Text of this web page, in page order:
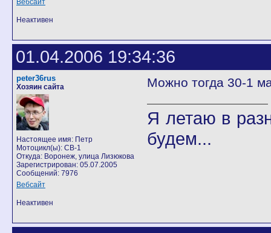
Вебсайт
Неактивен
01.04.2006 19:34:36
peter36rus
Хозяин сайта
Настоящее имя: Петр
Мотоцикл(ы): CB-1
Откуда: Воронеж, улица Лизюкова
Зарегистрирован: 05.07.2005
Сообщений: 7976
Вебсайт
Можно тогда 30-1
Я летаю в
будем...
Неактивен